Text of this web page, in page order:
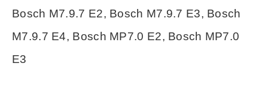
Bosch ME17.9.7, Bosch ME17.9.7 (CAN),
Bosch М1.5.4 Р83, Bosch М1.5.4N E2,
Bosch М7.9.7 E2, Bosch М7.9.7 E3, Bosch